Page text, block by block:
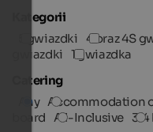
Kategorii
5 gwiazdki 4 oraz 4S
gwiazdki 1 gwiazdka
Catering
Any Accommodation
board All-Inclusive 3/4